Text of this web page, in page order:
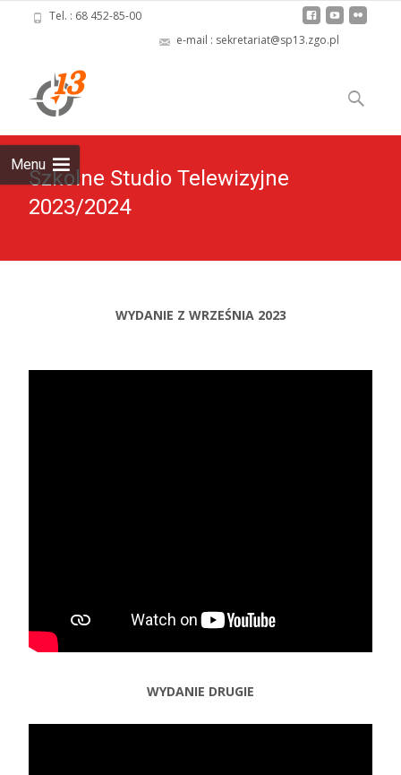
Tel. : 68 452-85-00
e-mail : sekretariat@sp13.zgo.pl
Menu
to
content
Szukaj:
Szkolne Studio Telewizyjne
2023/2024
WYDANIE Z WRZEŚNIA 2023
WYDANIE DRUGIE